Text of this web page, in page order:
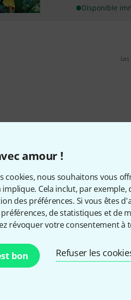
amour !
cookies, nous souhaitons vous
implique. Cela inclut, par
des préférences. Si vous êtes
préférences, de statistiques et de
révoquer votre consentement à
bon Refuser les
Disponible
Aimez-vous ce que
Partager Aide et
un peu de chance,
50 € chacun!
En